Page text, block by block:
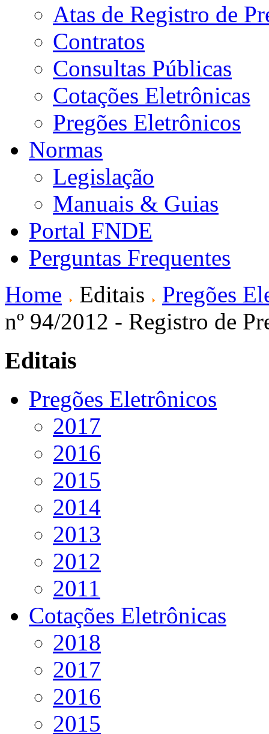
Atas de Registro de
Contratos
Consultas Públicas
Cotações Eletrônicas
Pregões Eletrônicos
Normas
Legislação
Manuais & Guias
Portal FNDE
Perguntas Frequentes
Home
Editais
Pregões
nº 94/2012 - Registro de
Editais
Pregões Eletrônicos
2017
2016
2015
2014
2013
2012
2011
Cotações Eletrônicas
2018
2017
2016
2015